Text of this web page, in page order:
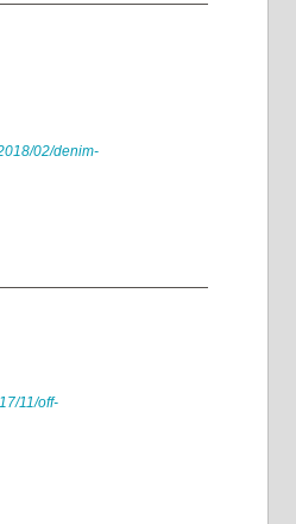
02/denim-
11/off-